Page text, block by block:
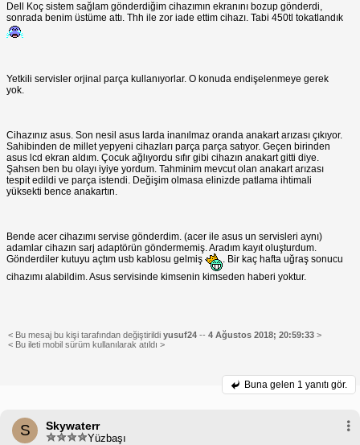
Dell Koç sistem sağlam gönderdiğim cihazımın ekranını bozup gönderdi,
sonrada benim üstüme attı. Thh ile zor iade ettim cihazı. Tabi 450tl tokatlandık
Yetkili servisler orjinal parça kullanıyorlar. O konuda endişelenmeye gerek
yok.
Cihazınız asus. Son nesil asus larda inanılmaz oranda anakart arızası çıkıyor.
Sahibinden de millet yepyeni cihazları parça parça satıyor. Geçen birinden
asus lcd ekran aldım. Çocuk ağlıyordu sıfır gibi cihazın anakart gitti diye.
Şahsen ben bu olayı iyiye yordum. Tahminim mevcut olan anakart arızası
tespit edildi ve parça istendi. Değişim olmasa elinizde patlama ihtimali
yüksekti bence anakartın.
Bende acer cihazımı servise gönderdim. (acer ile asus un servisleri aynı)
adamlar cihazın sarj adaptörün göndermemiş. Aradım kayıt oluşturdum.
Gönderdiler kutuyu açtım usb kablosu gelmiş
. Bir kaç hafta uğraş sonucu
cihazımı alabildim. Asus servisinde kimsenin kimseden haberi yoktur.
< Bu mesaj bu kişi tarafından değiştirildi yusuf24 -- 4 Ağustos 2018; 20:59:33 >
< Bu ileti mobil sürüm kullanılarak atıldı >
Buna gelen 1 yanıtı gör.
S Skywaterr
Yüzbaşı